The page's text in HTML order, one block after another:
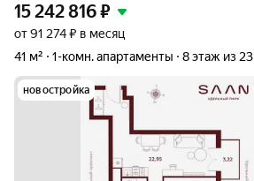
15 242 816₽
от 91 274 ₽ в месяц
41 м²
1-комн. апартаменты 8 этаж из 23
новостройка